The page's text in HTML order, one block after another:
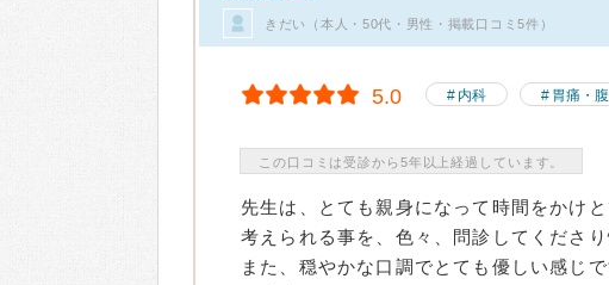
きだい（本人・50代・男性・掲載口コミ5件）
5.0 内科 胃痛・
この口コミは受診から5年以上経過しています。
先生は、とても親身になって時間をかけ
考えられる事を、色々、問診してくださ
また、穏やかな口調でとても優しい感じで